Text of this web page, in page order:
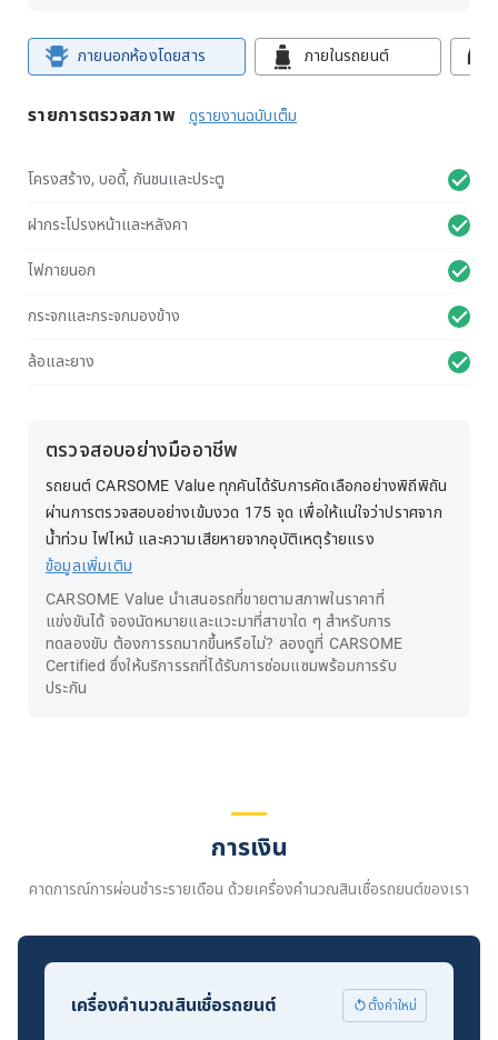
ภายนอกห้องโดยสาร ภายในรถยนต์
รายการตรวจสภาพ ดูรายงานฉบับเต็ม
โครงสร้าง, บอดี้, กันชนและประตู
ฝากระโปรงหน้าและหลังคา
ไฟภายนอก
กระจกและกระจกมองข้าง
ล้อและยาง
ตรวจสอบอย่างมืออาชีพ
รถยนต์ CARSOME Value ทุกคันได้รับการคัดเลือกอย่างพิถีพิถัน
ผ่านการตรวจสอบอย่างเข้มงวด 175 จุด เพื่อให้แน่ใจว่าปราศจาก
น้ำท่วม ไฟไหม้ และความเสียหายจากอุบัติเหตุร้ายแรง
ข้อมูลเพิ่มเติม
CARSOME Value นำเสนอรถที่ขายตามสภาพในราคาที่
แข่งขันได้ จองนัดหมายและแวะมาที่สาขาใด ๆ สำหรับการ
ทดลองขับ ต้องการรถมากขึ้นหรือไม่? ลองดูที่ CARSOME
Certified ซึ่งให้บริการรถที่ได้รับการซ่อมแซมพร้อมการรับ
ประกัน
การเงิน
คาดการณ์การผ่อนชำระรายเดือน ด้วยเครื่องคำนวณสินเชื่อรถยนต์ของเรา
เครื่องคำนวณสินเชื่อรถยนต์ ตั้งค่าใหม่